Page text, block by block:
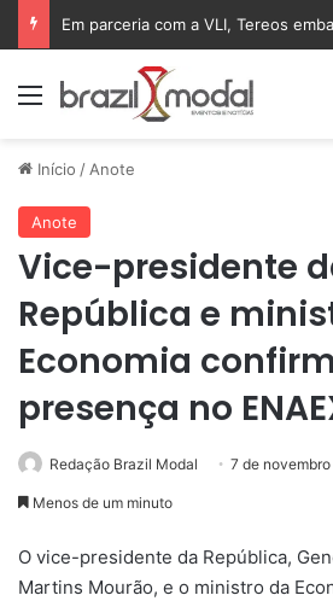
Menu
Início /Anote
Anote
Vice-presidente
República e
Economia
presença no
Redação Brazil Modal 7 de
Menos de um minuto
O vice-presidente da República,
Martins Mourão, e o ministro da